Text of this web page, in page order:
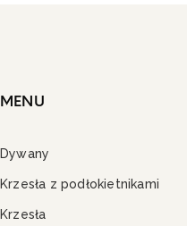
MENU
Dywany
Krzesła z podłokietnikami
Krzesła